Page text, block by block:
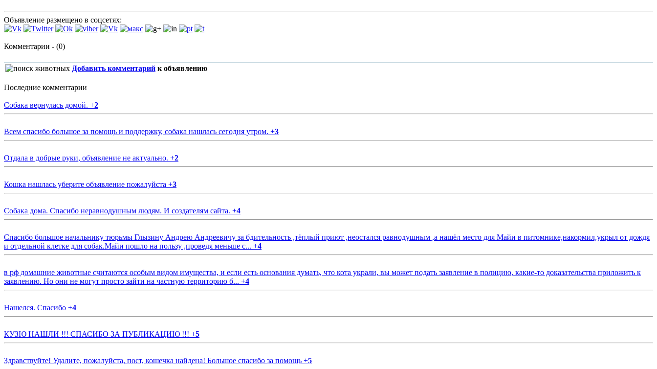
Объявление размещено в соцсетях:
Комментарии - (0)
Добавить комментарий к объявлению
Последние комментарии
Собака вернулась домой. +2
Всем спасибо большое за помощь и поддержку, собака нашлась сегодня утром. +3
Отдала в добрые руки, объявление не актуально. +2
Кошка нашлась уберите объявление пожалуйста +3
Собака дома. Спасибо неравнодушным людям. И создателям сайта. +4
Спасибо большое начальнику тюрьмы Глызину Андрею Андреевичу за бдительность ,тёплый приют ,неостался равнодушным ,а нашёл место для Майи в питомнике,накормил,укрыл от дождя
и отдельной клетке для собак.Майи пошло на пользу ,проведя меньше с... +4
в рф домашние животные считаются особым видом имущества, и если есть основания думать, что кота украли, вы может подать заявление в полицию, какие-то доказательства приложить к
заявлению. Но они не могут просто зайти на частную территорию б... +4
Нашелся. Спасибо +4
КУЗЮ НАШЛИ !!! СПАСИБО ЗА ПУБЛИКАЦИЮ !!! +5
Здравствуйте! Удалите, пожалуйста, пост, кошечка найдена! Большое спасибо за помощь +5